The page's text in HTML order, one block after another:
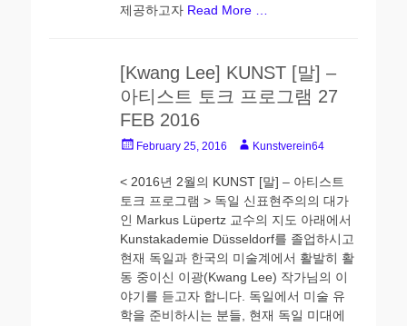
제공하고자 Read More …
[Kwang Lee] KUNST [말] –
아티스트 토크 프로그램 27
FEB 2016
PostedFebruary 25, 2016 AuthorKunstverein64
< 2016년 2월의 KUNST [말] – 아티스트
토크 프로그램 > 독일 신표현주의의 대가
인 Markus Lüpertz 교수의 지도 아래에서
Kunstakademie Düsseldorf를 졸업하시고
현재 독일과 한국의 미술계에서 활발히 활
동 중이신 이광(Kwang Lee) 작가님의 이
야기를 듣고자 합니다. 독일에서 미술 유
학을 준비하시는 분들, 현재 독일 미대에